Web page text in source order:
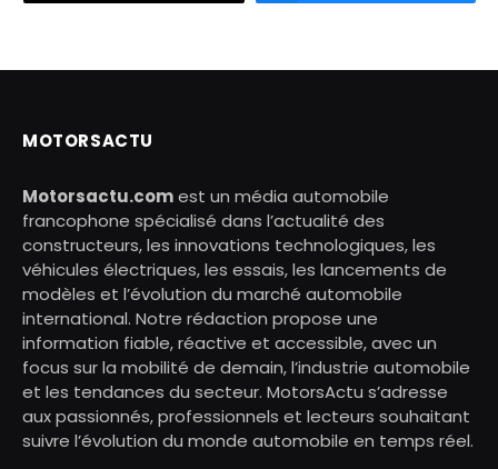
MOTORSACTU
Motorsactu.comest un média automobile
francophone spécialisé dans l’actualité des
constructeurs, les innovations technologiques, les
véhicules électriques, les essais, les lancements de
modèles et l’évolution du marché automobile
international. Notre rédaction propose une
information fiable, réactive et accessible, avec un
focus sur la mobilité de demain, l’industrie automobile
et les tendances du secteur. MotorsActu s’adresse
aux passionnés, professionnels et lecteurs souhaitant
suivre l’évolution du monde automobile en temps réel.